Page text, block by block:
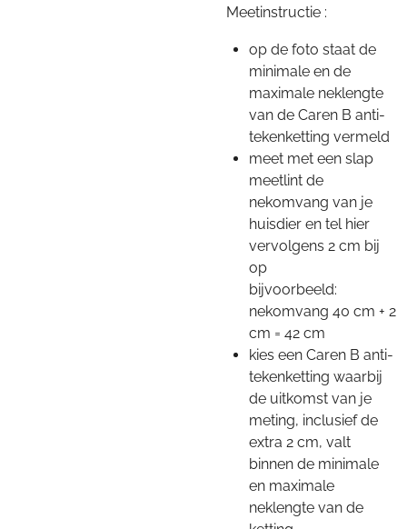
Meetinstructie :
op de foto staat de
minimale en de
maximale neklengte
van de Caren B anti-
tekenketting vermeld
meet met een slap
meetlint de
nekomvang van je
huisdier en tel hier
vervolgens 2 cm bij
op
bijvoorbeeld:
nekomvang 40 cm + 2
cm = 42 cm
kies een Caren B anti-
tekenketting waarbij
de uitkomst van je
meting, inclusief de
extra 2 cm, valt
binnen de minimale
en maximale
neklengte van de